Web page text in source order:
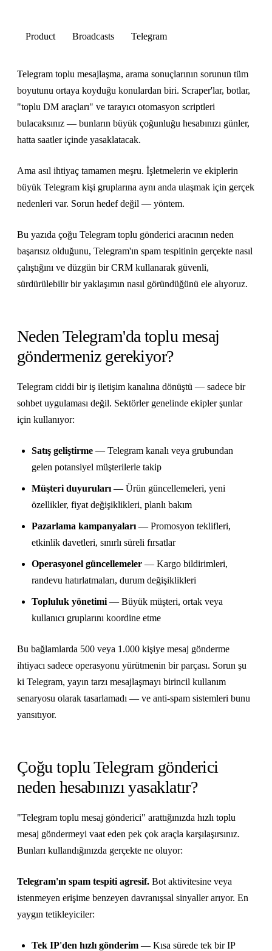
Product Broadcasts Telegram
Telegram toplu mesajlaşma, arama sonuçlarının sorunun tüm
boyutunu ortaya koyduğu konulardan biri. Scraper'lar, botlar,
"toplu DM araçları" ve tarayıcı otomasyon scriptleri
bulacaksınız — bunların büyük çoğunluğu hesabınızı günler,
hatta saatler içinde yasaklatacak.
Ama asıl ihtiyaç tamamen meşru. İşletmelerin ve ekiplerin
büyük Telegram kişi gruplarına aynı anda ulaşmak için gerçek
nedenleri var. Sorun hedef değil — yöntem.
Bu yazıda çoğu Telegram toplu gönderici aracının neden
başarısız olduğunu, Telegram'ın spam tespitinin gerçekte nasıl
çalıştığını ve düzgün bir CRM kullanarak güvenli,
sürdürülebilir bir yaklaşımın nasıl göründüğünü ele alıyoruz.
Neden Telegram'da toplu mesaj
göndermeniz gerekiyor?
Telegram ciddi bir iş iletişim kanalına dönüştü — sadece bir
sohbet uygulaması değil. Sektörler genelinde ekipler şunlar
için kullanıyor:
Satış geliştirme — Telegram kanalı veya grubundan
gelen potansiyel müşterilerle takip
Müşteri duyuruları — Ürün güncellemeleri, yeni
özellikler, fiyat değişiklikleri, planlı bakım
Pazarlama kampanyaları — Promosyon teklifleri,
etkinlik davetleri, sınırlı süreli fırsatlar
Operasyonel güncellemeler — Kargo bildirimleri,
randevu hatırlatmaları, durum değişiklikleri
Topluluk yönetimi — Büyük müşteri, ortak veya
kullanıcı gruplarını koordine etme
Bu bağlamlarda 500 veya 1.000 kişiye mesaj gönderme
ihtiyacı sadece operasyonu yürütmenin bir parçası. Sorun şu
ki Telegram, yayın tarzı mesajlaşmayı birincil kullanım
senaryosu olarak tasarlamadı — ve anti-spam sistemleri bunu
yansıtıyor.
Çoğu toplu Telegram gönderici
neden hesabınızı yasaklatır?
"Telegram toplu mesaj gönderici" arattığınızda hızlı toplu
mesaj göndermeyi vaat eden pek çok araçla karşılaşırsınız.
Bunları kullandığınızda gerçekte ne oluyor:
Telegram'ın spam tespiti agresif. Bot aktivitesine veya
istenmeyen erişime benzeyen davranışsal sinyaller arıyor. En
yaygın tetikleyiciler:
Tek IP'den hızlı gönderim — Kısa sürede tek bir IP